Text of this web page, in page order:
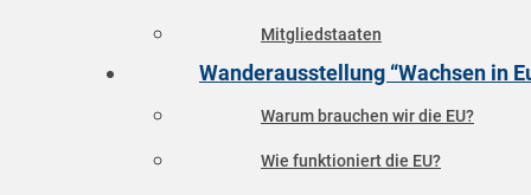
Mitgliedstaaten
Wanderausstellung “Wachsen in
Warum brauchen wir die EU?
Wie funktioniert die EU?